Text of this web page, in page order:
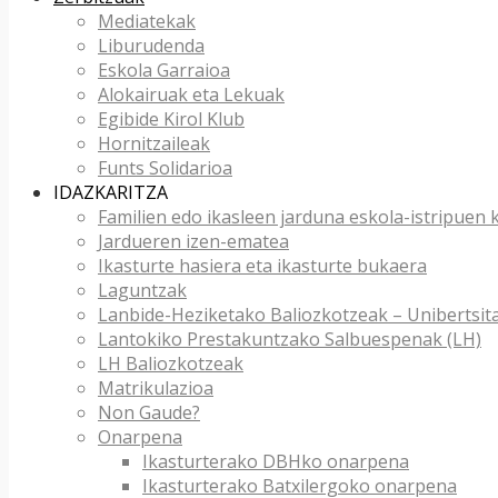
Mediatekak
Liburudenda
Eskola Garraioa
Alokairuak eta Lekuak
Egibide Kirol Klub
Hornitzaileak
Funts Solidarioa
IDAZKARITZA
Familien edo ikasleen jarduna eskola-istripuen
Jardueren izen-ematea
Ikasturte hasiera eta ikasturte bukaera
Laguntzak
Lanbide-Heziketako Baliozkotzeak –
Lantokiko Prestakuntzako Salbuespenak (LH)
LH Baliozkotzeak
Matrikulazioa
Non Gaude?
Onarpena
Ikasturterako DBHko onarpena
Ikasturterako Batxilergoko onarpena